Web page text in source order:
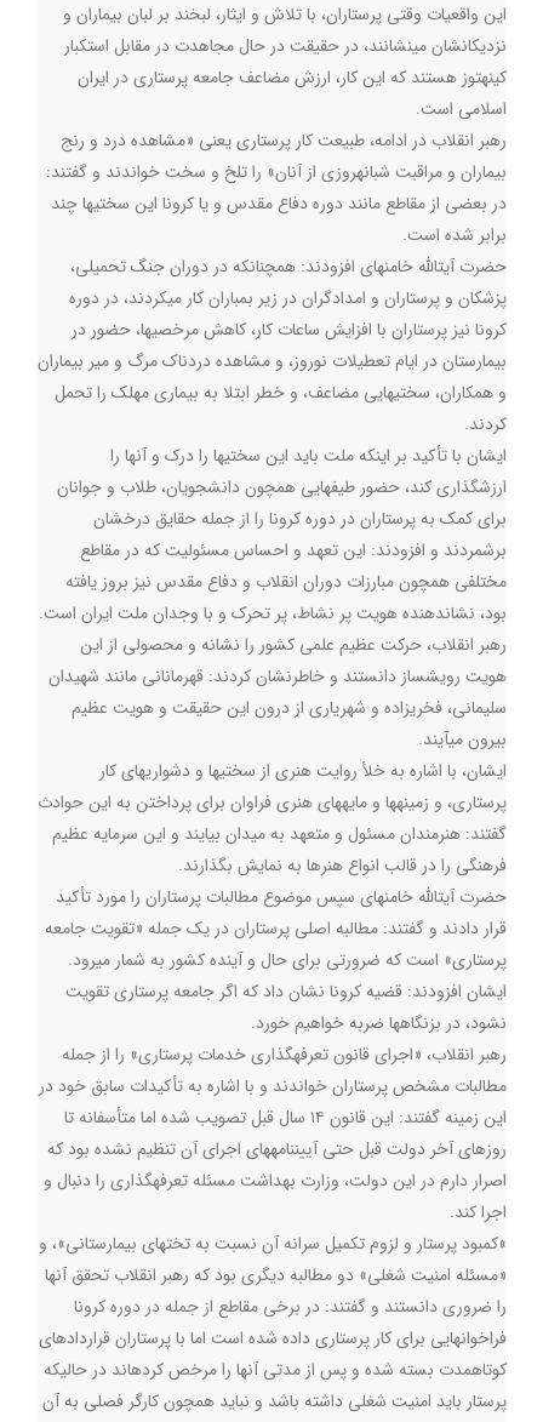
این واقعیات وقتی پرستاران، با تلاش و ایثار، لبخند بر لبان بیماران و
نزدیکانشان مینشانند، در حقیقت در حال مجاهدت در مقابل استکبار
کینهتوز هستند که این کار، ارزش مضاعف جامعه پرستاری در ایران
اسلامی است.
رهبر انقلاب در ادامه، طبیعت کار پرستاری یعنی «مشاهده درد و رنج
بیماران و مراقبت شبانهروزی از آنان» را تلخ و سخت خواندند و گفتند:
در بعضی از مقاطع مانند دوره دفاع مقدس و یا کرونا این سختیها چند
برابر شده است.
حضرت آیتالله خامنهای افزودند: همچنانکه در دوران جنگ تحمیلی،
پزشکان و پرستاران و امدادگران در زیر بمباران کار میکردند، در دوره
کرونا نیز پرستاران با افزایش ساعات کار، کاهش مرخصیها، حضور در
بیمارستان در ایام تعطیلات نوروز، و مشاهده دردناک مرگ و میر بیماران
و همکاران، سختیهایی مضاعف، و خطر ابتلا به بیماری مهلک را تحمل
کردند.
ایشان با تأکید بر اینکه ملت باید این سختیها را درک و آنها را
ارزشگذاری کند، حضور طیفهایی همچون دانشجویان، طلاب و جوانان
برای کمک به پرستاران در دوره کرونا را از جمله حقایق درخشان
برشمردند و افزودند: این تعهد و احساس مسئولیت که در مقاطع
مختلفی همچون مبارزات دوران انقلاب و دفاع مقدس نیز بروز یافته
بود، نشاندهنده هویت پر نشاط، پر تحرک و با وجدان ملت ایران است.
رهبر انقلاب، حرکت عظیم علمی کشور را نشانه و محصولی از این
هویت رویشساز دانستند و خاطرنشان کردند: قهرمانانی مانند شهیدان
سلیمانی، فخریزاده و شهریاری از درون این حقیقت و هویت عظیم
بیرون میآیند.
ایشان، با اشاره به خلأ روایت هنری از سختیها و دشواریهای کار
پرستاری، و زمینهها و مایههای هنری فراوان برای پرداختن به این حوادث
گفتند: هنرمندان مسئول و متعهد به میدان بیایند و این سرمایه عظیم
فرهنگی را در قالب انواع هنرها به نمایش بگذارند.
حضرت آیتالله خامنهای سپس موضوع مطالبات پرستاران را مورد تأکید
قرار دادند و گفتند: مطالبه اصلی پرستاران در یک جمله «تقویت جامعه
پرستاری» است که ضرورتی برای حال و آینده کشور به شمار میرود.
ایشان افزودند: قضیه کرونا نشان داد که اگر جامعه پرستاری تقویت
نشود، در بزنگاهها ضربه خواهیم خورد.
رهبر انقلاب، «اجرای قانون تعرفهگذاری خدمات پرستاری» را از جمله
مطالبات مشخص پرستاران خواندند و با اشاره به تأکیدات سابق خود در
این زمینه گفتند: این قانون ۱۴ سال قبل تصویب شده اما متأسفانه تا
روزهای آخر دولت قبل حتی آییننامههای اجرای آن تنظیم نشده بود که
اصرار دارم در این دولت، وزارت بهداشت مسئله تعرفهگذاری را دنبال و
اجرا کند.
«کمبود پرستار و لزوم تکمیل سرانه آن نسبت به تختهای بیمارستانی»، و
«مسئله امنیت شغلی» دو مطالبه دیگری بود که رهبر انقلاب تحقق آنها
را ضروری دانستند و گفتند: در برخی مقاطع از جمله در دوره کرونا
فراخوانهایی برای کار پرستاری داده شده است اما با پرستاران قراردادهای
کوتاهمدت بسته شده و پس از مدتی آنها را مرخص کردهاند در حالیکه
پرستار باید امنیت شغلی داشته باشد و نباید همچون کارگر فصلی به آن